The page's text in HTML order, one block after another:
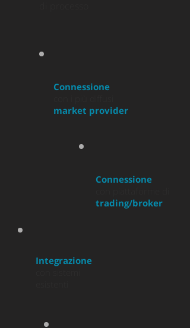
Connessione
market provider
Connessione
trading/broker
Integrazione